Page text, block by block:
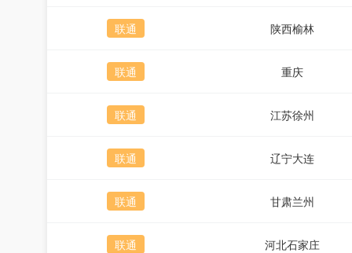
联通 陕西榆林
联通 重庆
联通 江苏徐州
联通 辽宁大连
联通 甘肃兰州
联通 河北石家庄